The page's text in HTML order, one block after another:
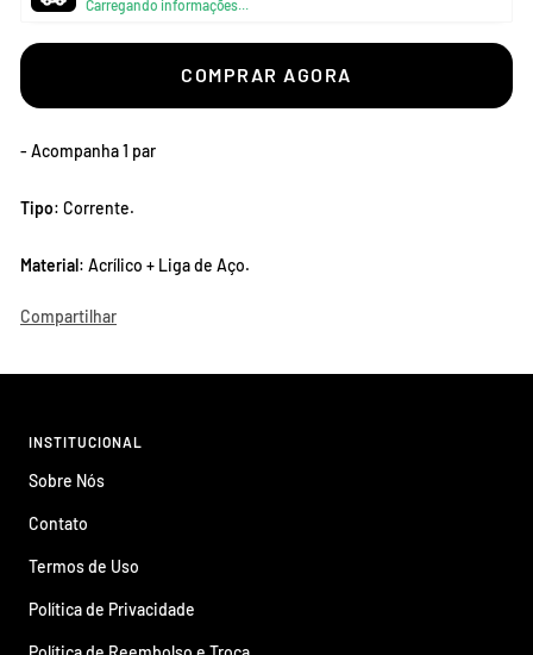
Carregando informações...
COMPRAR AGORA
- Acompanha 1 par
Tipo: Corrente.
Material: Acrílico + Liga de Aço.
Compartilhar
INSTITUCIONAL
Sobre Nós
Contato
Termos de Uso
Política de Privacidade